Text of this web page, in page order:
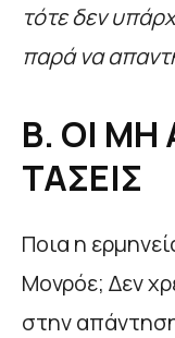
τότε δεν
παρά να
Β. ΟΙ
ΤΑΣΕΙΣ
Ποια η
Μονρόε; Δεν
στην